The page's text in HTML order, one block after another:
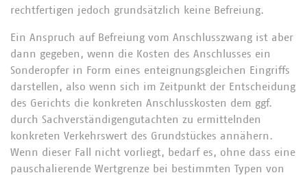
rechtfertigen jedoch grundsätzlich keine Befreiung.
Ein Anspruch auf Befreiung vom Anschlusszwang ist aber
dann gegeben, wenn die Kosten des Anschlusses ein
Sonderopfer in Form eines enteignungsgleichen Eingriffs
darstellen, also wenn sich im Zeitpunkt der Entscheidung
des Gerichts die konkreten Anschlusskosten dem ggf.
durch Sachverständigengutachten zu ermittelnden
konkreten Verkehrswert des Grundstückes annähern.
Wenn dieser Fall nicht vorliegt, bedarf es, ohne dass eine
pauschalierende Wertgrenze bei bestimmten Typen von